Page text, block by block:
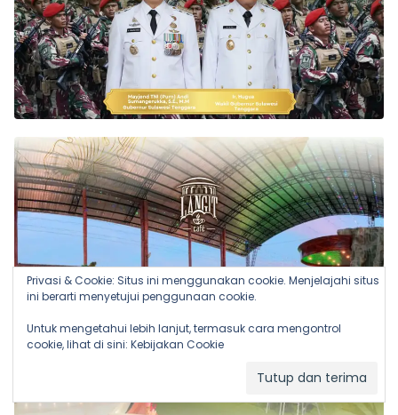
Privasi & Cookie: Situs ini menggunakan cookie. Menjelajahi situs
ini berarti menyetujui penggunaan cookie.
Untuk mengetahui lebih lanjut, termasuk cara mengontrol
cookie, lihat di sini: Kebijakan Cookie